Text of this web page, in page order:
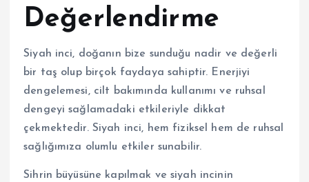
Değerlendirme
Siyah inci, doğanın bize sunduğu nadir ve değerli
bir taş olup birçok faydaya sahiptir. Enerjiyi
dengelemesi, cilt bakımında kullanımı ve ruhsal
dengeyi sağlamadaki etkileriyle dikkat
çekmektedir. Siyah inci, hem fiziksel hem de ruhsal
sağlığımıza olumlu etkiler sunabilir.
Sihrin büyüsüne kapılmak ve siyah incinin